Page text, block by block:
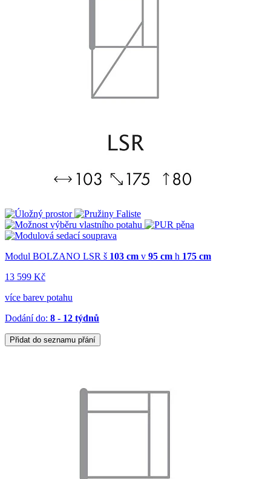
Modul BOLZANO LSR š 103 cm v 95 cm h 175 cm
13 599 Kč
více barev potahu
Dodání do: 8 - 12 týdnů
Přidat do seznamu přání